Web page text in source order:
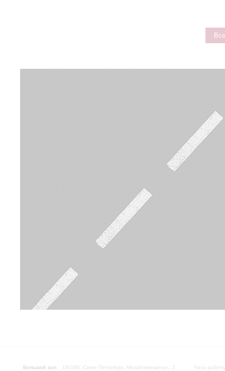
Большой зал:
191186, Санкт-Петербург, Михайловская ул., 2
Часы